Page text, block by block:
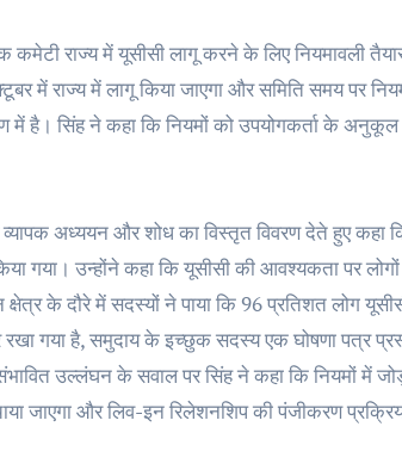
राज्य में यूसीसी लागू करने के लिए नियमावली
में राज्य में लागू किया जाएगा और समिति समय पर
में है। सिंह ने कहा कि नियमों को उपयोगकर्ता के
व्यापक अध्ययन और शोध का विस्तृत विवरण देते हुए
गया। उन्होंने कहा कि यूसीसी की आवश्यकता पर
के दौरे में सदस्यों ने पाया कि 96 प्रतिशत लोग
रखा गया है, समुदाय के इच्छुक सदस्य एक घोषणा
उल्लंघन के सवाल पर सिंह ने कहा कि नियमों में
जाएगा और लिव-इन रिलेशनशिप की पंजीकरण